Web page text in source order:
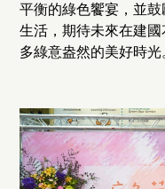
平衡的綠色饗宴，並
生活，期待未來在建
多綠意盎然的美好時光